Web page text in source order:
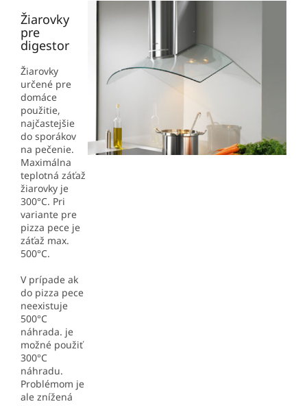
Žiarovky
pre
digestor
Žiarovky
určené pre
domáce
použitie,
najčastejšie
do sporákov
na pečenie.
Maximálna
teplotná záťaž
žiarovky je
300°C. Pri
variante pre
pizza pece je
záťaž max.
500°C.
V prípade ak
do pizza pece
neexistuje
500°C
náhrada. je
možné použiť
300°C
náhradu.
Problémom je
ale znížená